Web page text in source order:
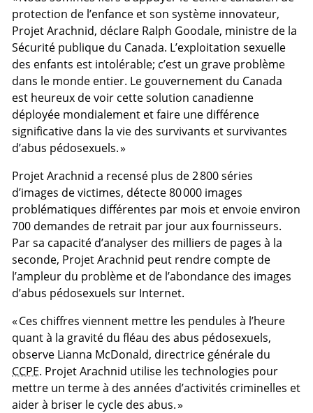
protection de l’enfance et son système innovateur,
Projet Arachnid, déclare Ralph Goodale, ministre de la
Sécurité publique du Canada. L’exploitation sexuelle
des enfants est intolérable; c’est un grave problème
dans le monde entier. Le gouvernement du Canada
est heureux de voir cette solution canadienne
déployée mondialement et faire une différence
significative dans la vie des survivants et survivantes
d’abus pédosexuels. »
Projet Arachnid a recensé plus de 2 800 séries
d’images de victimes, détecte 80 000 images
problématiques différentes par mois et envoie environ
700 demandes de retrait par jour aux fournisseurs.
Par sa capacité d’analyser des milliers de pages à la
seconde, Projet Arachnid peut rendre compte de
l’ampleur du problème et de l’abondance des images
d’abus pédosexuels sur Internet.
« Ces chiffres viennent mettre les pendules à l’heure
quant à la gravité du fléau des abus pédosexuels,
observe Lianna McDonald, directrice générale du
CCPE. Projet Arachnid utilise les technologies pour
mettre un terme à des années d’activités criminelles et
aider à briser le cycle des abus. »